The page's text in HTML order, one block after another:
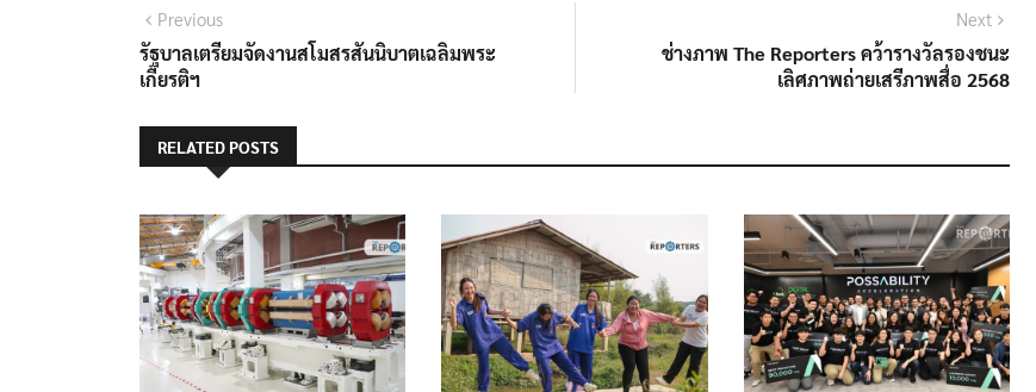
แนะแนว
เรื่อง
PreviousPrevious
post:
รัฐบาล​เตรียมจัดงานสโมสรสันนิบาตเฉลิมพระ
เกียรติฯ
Next
post:
ช่างภาพ The Reporters คว้ารางวัลรองชนะ
เลิศภาพถ่ายเสรีภาพสื่อ 2568
RELATED POSTS